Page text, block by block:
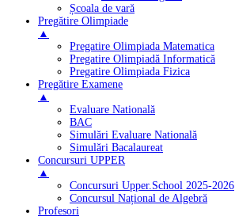
Școala de vară
Pregătire Olimpiade
▲
Pregatire Olimpiada Matematica
Pregatire Olimpiadă Informatică
Pregatire Olimpiada Fizica
Pregătire Examene
▲
Evaluare Natională
BAC
Simulări Evaluare Natională
Simulări Bacalaureat
Concursuri UPPER
▲
Concursuri Upper.School 2025-2026
Concursul Național de Algebră
Profesori